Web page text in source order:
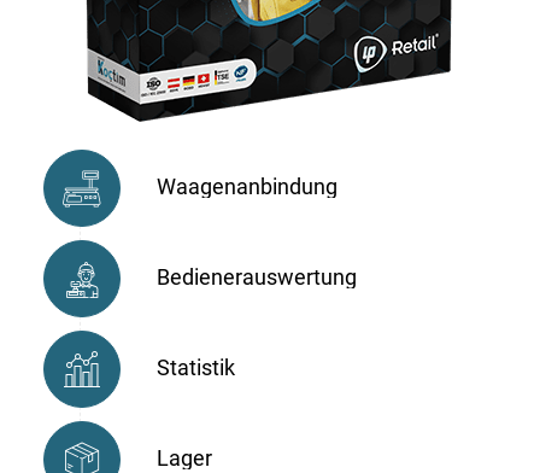
Waagenanbindung
Bedienerauswertung
Statistik
Lager